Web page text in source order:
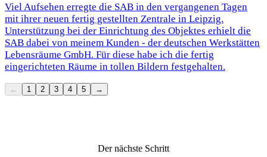
Viel Aufsehen erregte die SAB in den vergangenen Tagen
mit ihrer neuen fertig gestellten Zentrale in Leipzig.
Unterstützung bei der Einrichtung des Objektes erhielt die
SAB dabei von meinem Kunden - der deutschen Werkstätten
Lebensräume GmbH. Für diese habe ich die fertig
eingerichteten Räume in tollen Bildern festgehalten.
← 1 2 3 4 5 →
Der nächste Schritt